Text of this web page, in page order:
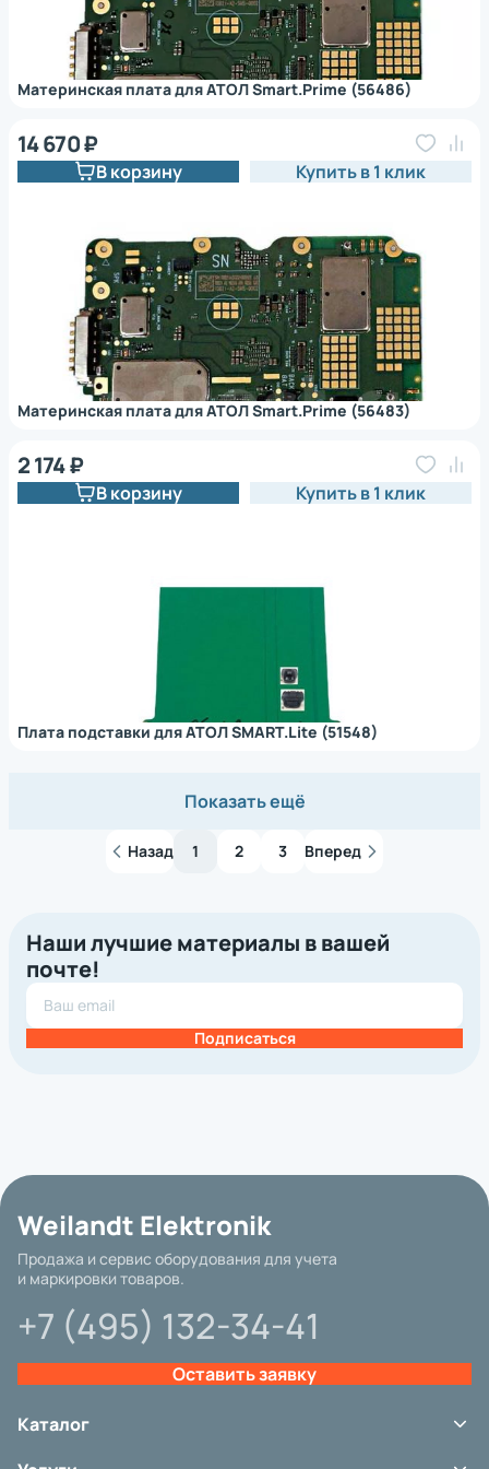
Материнская плата для АТОЛ Smart.Prime (56486)
Материнская плата для АТОЛ Smart.Prime (56483)
14 670 ₽
В корзину Купить в 1 клик
Плата подставки для АТОЛ SMART.Lite (51548)
2 174 ₽
В корзину Купить в 1 клик
Показать ещё
Назад 1 2 3 Вперед
Наши лучшие материалы в вашей
почте!
Подписаться
Weilandt Elektronik
Продажа и сервис оборудования для учета
и маркировки товаров.
+7 (495) 132-34-41
Оставить заявку
Каталог